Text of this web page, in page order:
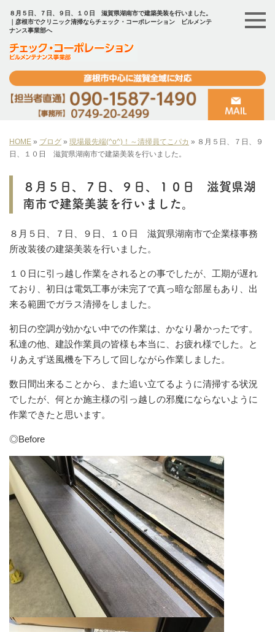
８月５日、７日、９日、１０日 滋賀県湖南市で建築美装を行いました。
｜彦根市でクリニック清掃ならチェック・コーポレーション ビルメンテ
ナンス事業部へ
HOME » ブログ » 現場最先端(^o^)！～清掃員てこパカ » ８月５日、７日、９
日、１０日 滋賀県湖南市で建築美装を行いました。
８月５日、７日、９日、１０日 滋賀県湖
南市で建築美装を行いました。
８月５日、７日、９日、１０日 滋賀県湖南市で企業様事務
所改装後の建築美装を行いました。
１０日に引っ越し作業をされるとの事でしたが、工期が遅れ
ており、初日は電気工事が未完了で真っ暗な部屋もあり、出
来る範囲でガラス清掃をしました。
初日の空調が効かない中での作業は、かなり暑かったです。
私達の他、建設作業員の皆様も本当に、お疲れ様でした。と
りあえず送風機を下ろして回しながら作業しました。
数日間出来ることから、また追い立てるように清掃する状況
でしたが、何とか施主様の引っ越しの邪魔にならないように
作業できたと思います。
◎Before